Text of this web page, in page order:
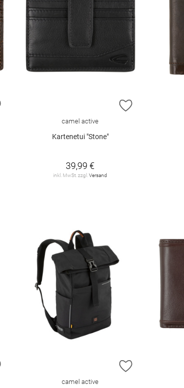
ZUR WUNSCHLISTE HINZUFÜGEN
camel active
Kartenetui "Stone"
39,99 €
inkl. MwSt. zzgl.Versand
ZUR WUNSCHLISTE HINZUFÜGEN
camel active